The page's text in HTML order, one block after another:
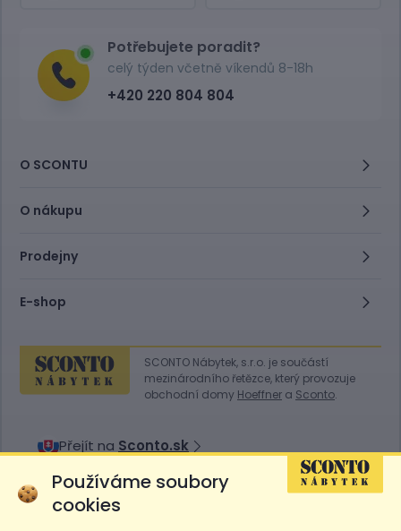
Potřebujete poradit?
celý týden včetně víkendů 8-18h
+420 220 804 804
O SCONTU
O nákupu
Prodejny
E-shop
SCONTO Nábytek, s.r.o. je součástí
mezinárodního řetězce, který provozuje
obchodní domy Hoeffner a Sconto.
Přejít na Sconto.sk
Používáme soubory
cookies